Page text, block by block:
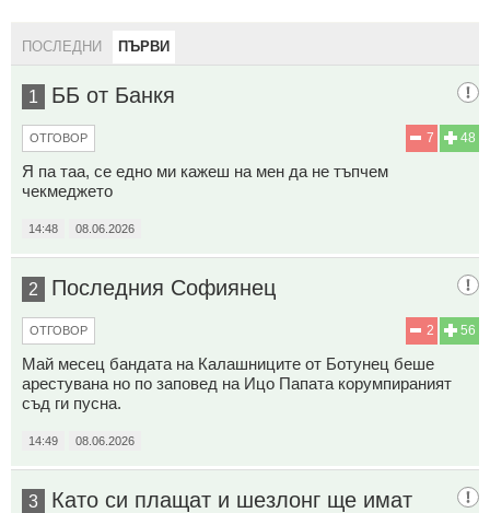
ПОСЛЕДНИ ПЪРВИ
1 ББ от Банкя
48
7
ОТГОВОР
Я па таа, се едно ми кажеш на мен да не тъпчем
чекмеджето
14:48 08.06.2026
2 Последния Софиянец
56
2
ОТГОВОР
Май месец бандата на Калашниците от Ботунец беше
арестувана но по заповед на Ицо Папата корумпираният
съд ги пусна.
14:49 08.06.2026
3 Като си плащат и шезлонг ще имат